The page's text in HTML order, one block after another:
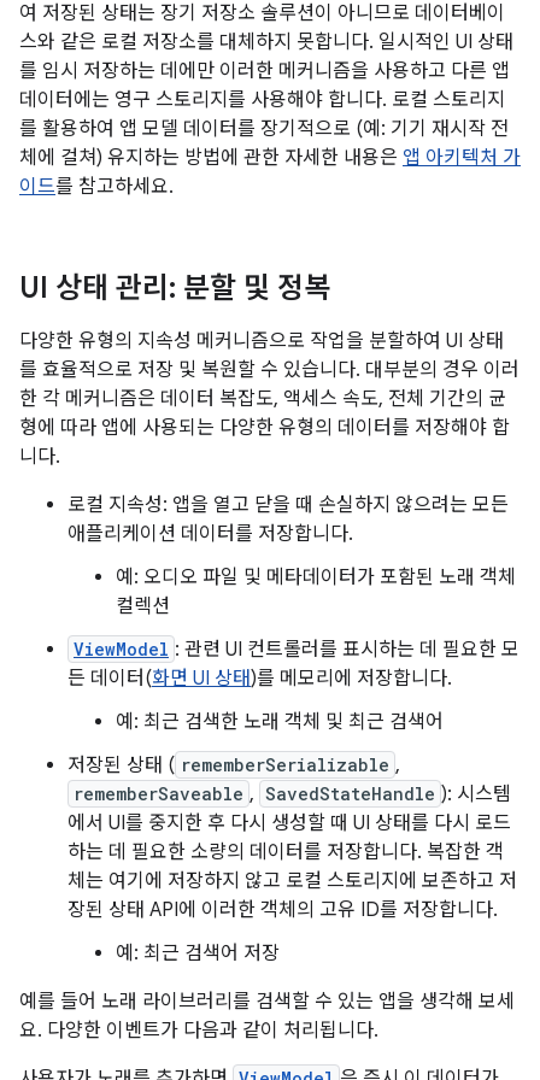
여 저장된 상태는 장기 저장소 솔루션이 아니므로 데이터베이
스와 같은 로컬 저장소를 대체하지 못합니다. 일시적인 UI 상태
를 임시 저장하는 데에만 이러한 메커니즘을 사용하고 다른 앱
데이터에는 영구 스토리지를 사용해야 합니다. 로컬 스토리지
를 활용하여 앱 모델 데이터를 장기적으로 (예: 기기 재시작 전
체에 걸쳐) 유지하는 방법에 관한 자세한 내용은 앱 아키텍처 가
이드를 참고하세요.
UI 상태 관리: 분할 및 정복
다양한 유형의 지속성 메커니즘으로 작업을 분할하여 UI 상태
를 효율적으로 저장 및 복원할 수 있습니다. 대부분의 경우 이러
한 각 메커니즘은 데이터 복잡도, 액세스 속도, 전체 기간의 균
형에 따라 앱에 사용되는 다양한 유형의 데이터를 저장해야 합
니다.
로컬 지속성: 앱을 열고 닫을 때 손실하지 않으려는 모든
애플리케이션 데이터를 저장합니다.
예: 오디오 파일 및 메타데이터가 포함된 노래 객체
컬렉션
ViewModel : 관련 UI 컨트롤러를 표시하는 데 필요한 모
든 데이터(화면 UI 상태 )를 메모리에 저장합니다.
예: 최근 검색한 노래 객체 및 최근 검색어
저장된 상태 ( rememberSerializable ,
rememberSaveable , SavedStateHandle ): 시스템
에서 UI를 중지한 후 다시 생성할 때 UI 상태를 다시 로드
하는 데 필요한 소량의 데이터를 저장합니다. 복잡한 객
체는 여기에 저장하지 않고 로컬 스토리지에 보존하고 저
장된 상태 API에 이러한 객체의 고유 ID를 저장합니다.
예: 최근 검색어 저장
예를 들어 노래 라이브러리를 검색할 수 있는 앱을 생각해 보세
요. 다양한 이벤트가 다음과 같이 처리됩니다.